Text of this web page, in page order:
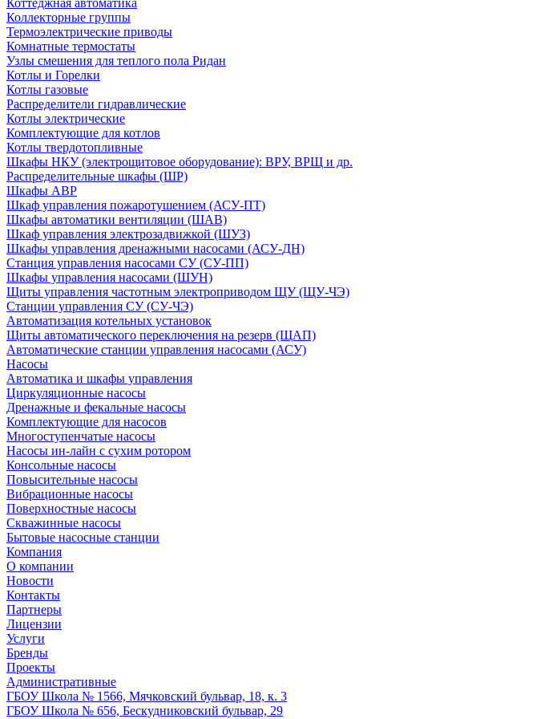
Коттеджная автоматика
Коллекторные группы
Термоэлектрические приводы
Комнатные термостаты
Узлы смешения для теплого пола Ридан
Котлы и Горелки
Котлы газовые
Распределители гидравлические
Котлы электрические
Комплектующие для котлов
Котлы твердотопливные
Шкафы НКУ (электрощитовое оборудование): ВРУ, ВРЩ и др.
Распределительные шкафы (ШР)
Шкафы АВР
Шкаф управления пожаротушением (АСУ-ПТ)
Шкафы автоматики вентиляции (ШАВ)
Шкаф управления электрозадвижкой (ШУЗ)
Шкафы управления дренажными насосами (АСУ-ДН)
Станция управления насосами СУ (СУ-ПП)
Шкафы управления насосами (ШУН)
Щиты управления частотным электроприводом ЩУ (ЩУ-ЧЭ)
Станции управления СУ (СУ-ЧЭ)
Автоматизация котельных установок
Щиты автоматического переключения на резерв (ЩАП)
Автоматические станции управления насосами (АСУ)
Насосы
Автоматика и шкафы управления
Циркуляционные насосы
Дренажные и фекальные насосы
Комплектующие для насосов
Многоступенчатые насосы
Насосы ин-лайн с сухим ротором
Консольные насосы
Повысительные насосы
Вибрационные насосы
Поверхностные насосы
Скважинные насосы
Бытовые насосные станции
Компания
О компании
Новости
Контакты
Партнеры
Лицензии
Услуги
Бренды
Проекты
Административные
ГБОУ Школа № 1566, Мячковский бульвар, 18, к. 3
ГБОУ Школа № 656, Бескудниковский бульвар, 29